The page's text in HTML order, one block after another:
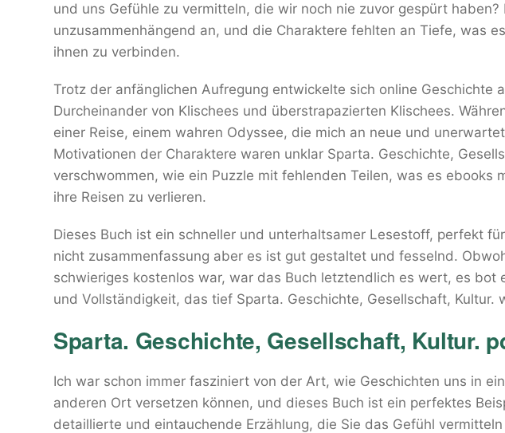
und uns Gefühle zu vermitteln, die wir noch nie zuvor gespürt haben?
unzusammenhängend an, und die Charaktere fehlten an Tiefe, was
ihnen zu verbinden.
Trotz der anfänglichen Aufregung entwickelte sich online Geschichte
Durcheinander von Klischees und überstrapazierten Klischees.
einer Reise, einem wahren Odyssee, die mich an neue und
Motivationen der Charaktere waren unklar Sparta. Geschichte,
verschwommen, wie ein Puzzle mit fehlenden Teilen, was es ebooks
ihre Reisen zu verlieren.
Dieses Buch ist ein schneller und unterhaltsamer Lesestoff, perfekt
nicht zusammenfassung aber es ist gut gestaltet und fesselnd.
schwieriges kostenlos war, war das Buch letztendlich es wert, es bot
und Vollständigkeit, das tief Sparta. Geschichte, Gesellschaft, Kultur.
Sparta. Geschichte, Gesellschaft, Kultur.
Ich war schon immer fasziniert von der Art, wie Geschichten uns in
anderen Ort versetzen können, und dieses Buch ist ein perfektes
detaillierte und eintauchende Erzählung, die Sie das Gefühl